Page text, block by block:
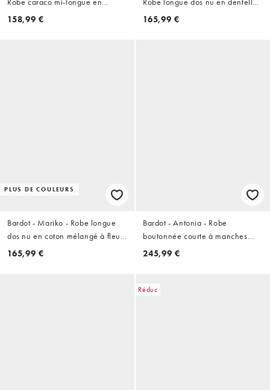
dentelle stretch - Blanc
158,99 €
à fleurs brodées - Vieux rose
165,99 €
PLUS DE COULEURS
Bardot - Mariko - Robe longue
dos nu en coton mélangé à fleurs
brodées en dentelle - Chocolat
165,99 €
Bardot - Antonia - Robe
boutonnée courte à manches
ballon et bordures dentelle -
245,99 €
Réduc